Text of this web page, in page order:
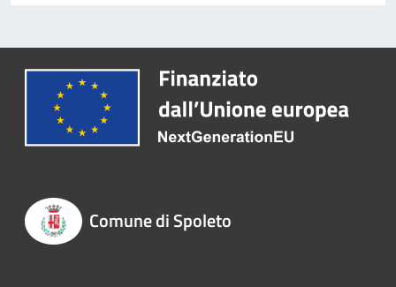
Comune di Spoleto